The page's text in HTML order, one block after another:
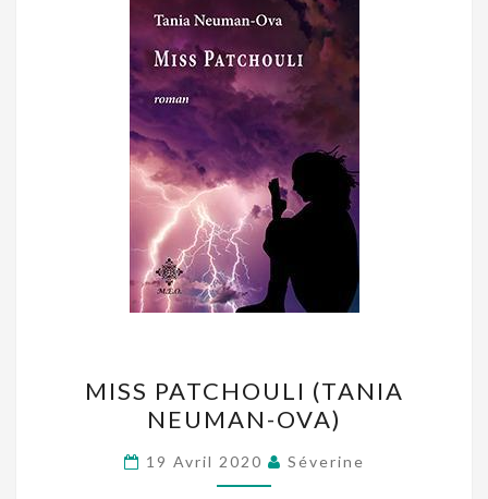
PATCHOULI
(TANIA
NEUMAN-
OVA)
MISS PATCHOULI (TANIA
NEUMAN-OVA)
19 Avril 2020 Séverine